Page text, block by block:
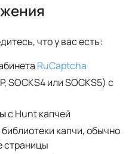
что у вас есть:
RuCaptcha
SOCKS4 или SOCKS5) с
с Hunt капчей
капчи, обычно
страницы